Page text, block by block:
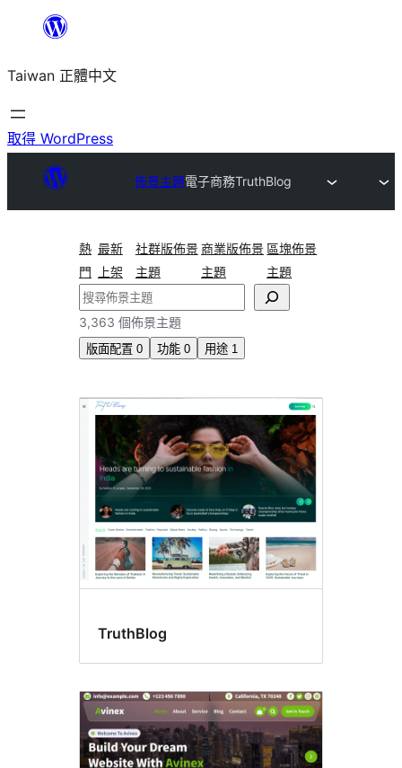
主
要
內
Taiwan 正體中文
取得 WordPress
佈景主題電子商務TruthBlog
熱
門
最新
上架
社群版佈景
主題
商業版佈景
主題
區塊佈景
主題
搜
尋
3,363 個佈景主題
版面配置 0 功能 0 用途 1
電
商
TruthBlog